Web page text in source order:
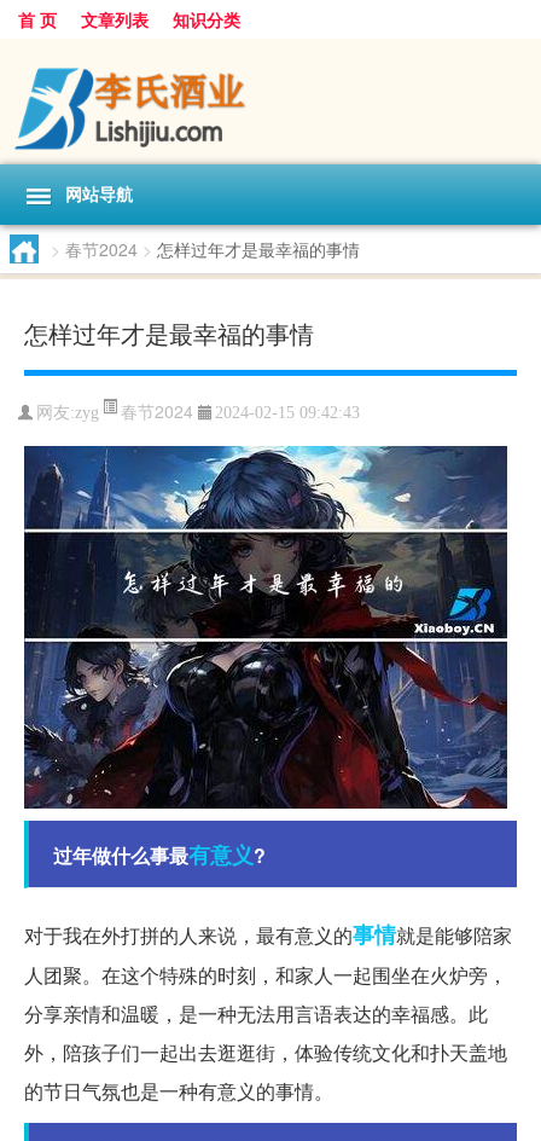
首 页 文章列表 知识分类
网站导航
> 春节2024 > 怎样过年才是最幸福的事情
怎样过年才是最幸福的事情
网友:zyg 春节2024 2024-02-15 09:42:43
过年做什么事最有意义?
对于我在外打拼的人来说，最有意义的事情就是能够陪家
人团聚。在这个特殊的时刻，和家人一起围坐在火炉旁，
分享亲情和温暖，是一种无法用言语表达的幸福感。此
外，陪孩子们一起出去逛逛街，体验传统文化和扑天盖地
的节日气氛也是一种有意义的事情。